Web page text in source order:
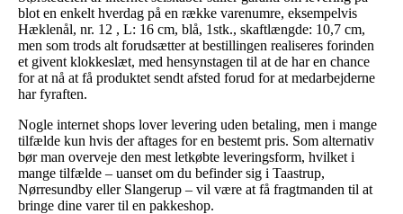
blot en enkelt hverdag på en række varenumre, eksempelvis
Hæklenål, nr. 12 , L: 16 cm, blå, 1stk., skaftlængde: 10,7 cm,
men som trods alt forudsætter at bestillingen realiseres forinden
et givent klokkeslæt, med hensynstagen til at de har en chance
for at nå at få produktet sendt afsted forud for at medarbejderne
har fyraften.
Nogle internet shops lover levering uden betaling, men i mange
tilfælde kun hvis der aftages for en bestemt pris. Som alternativ
bør man overveje den mest letkøbte leveringsform, hvilket i
mange tilfælde – uanset om du befinder sig i Taastrup,
Nørresundby eller Slangerup – vil være at få fragtmanden til at
bringe dine varer til en pakkeshop.